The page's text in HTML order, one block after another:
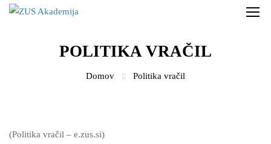
POLITIKA VRAČIL
Domov Politika vračil
(Politika vračil – e.zus.si)